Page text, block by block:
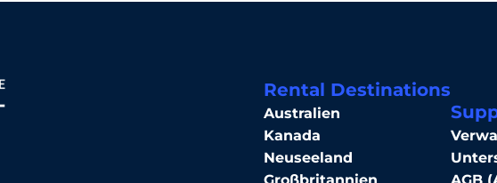
Rental Destinations
Australien
Kanada
Neuseeland